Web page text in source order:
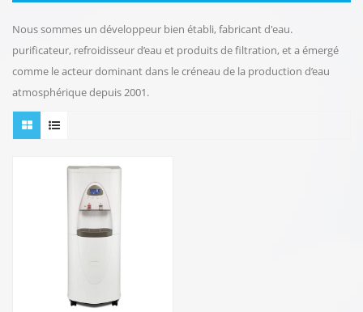
Nous sommes un développeur bien établi, fabricant d'eau.
purificateur, refroidisseur d’eau et produits de filtration, et a émergé
comme le acteur dominant dans le créneau de la production d’eau
atmosphérique depuis 2001.